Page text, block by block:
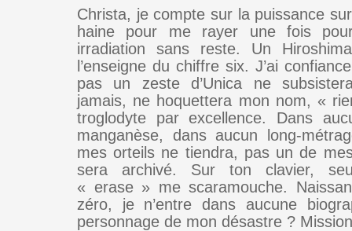
Christa, je compte sur la puissance
haine pour me rayer une fois
irradiation sans reste. Un
l’enseigne du chiffre six. J’ai
pas un zeste d’Unica ne
jamais, ne hoquettera mon nom, «
troglodyte par excellence. Dans
manganèse, dans aucun long-
mes orteils ne tiendra, pas un de
sera archivé. Sur ton clavier,
« erase » me scaramouche.
zéro, je n’entre dans aucune
personnage de mon désastre ?